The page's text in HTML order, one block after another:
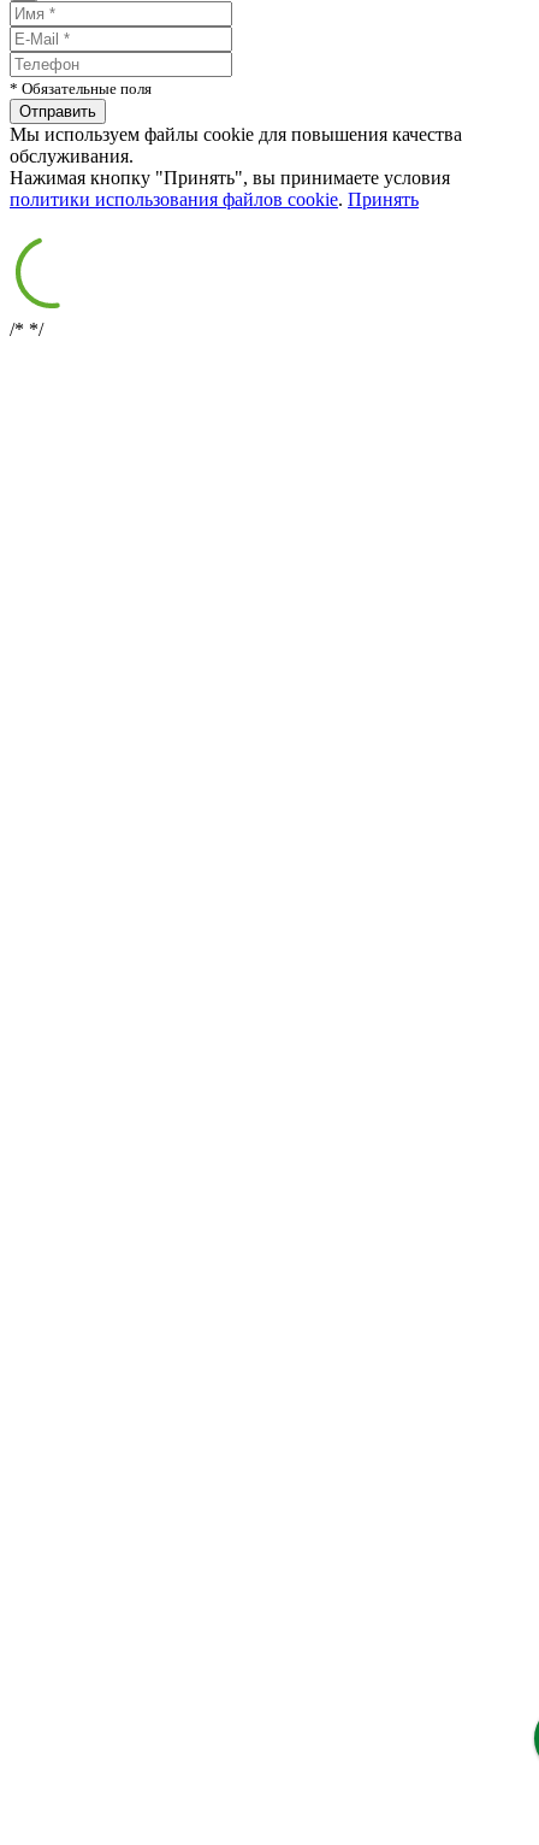
* Обязательные поля
Мы используем файлы cookie для повышения качества
обслуживания.
Нажимая кнопку "Принять", вы принимаете условия
политики использования файлов cookie. Принять
/* */